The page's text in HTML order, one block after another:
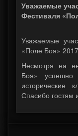
Уважаемые
Фестиваля
Уважаемые
«Поле Боя»
Несмотря на
Боя» успешно
исторические
Спасибо гостям